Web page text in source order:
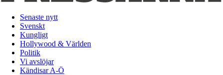
Senaste nytt
Svenskt
Kungligt
Hollywood & Världen
Politik
Vi avslöjar
Kändisar A-Ö